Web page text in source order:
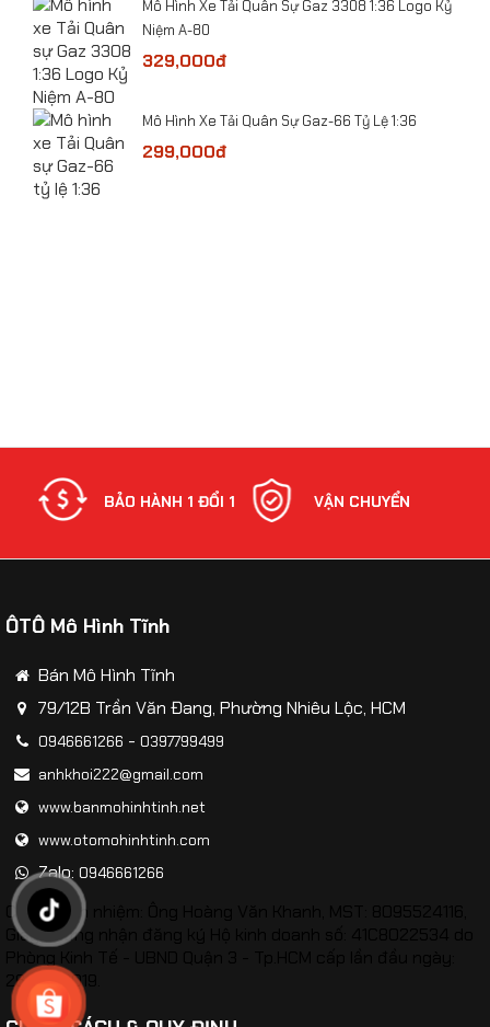
Mô hình xe Cảnh sát CSCĐ VN tỷ lệ 1:24
Mô hình xe Cảnh sát CSCĐ VN tỷ lệ 1:24
Mô hình xe Cảnh sát CSCĐ VN tỷ lệ 1:24
​Mô Hình Xe Tải Quân Sự Gaz 3308 1:36 Logo Kỷ
Niệm A-80
329,000đ
​Mô Hình Xe Tải Quân Sự Gaz-66 Tỷ Lệ 1:36
299,000đ
BẢO HÀNH 1 ĐỔI 1 VẬN CHUYỂN
ÔTÔ Mô Hình Tĩnh
Bán Mô Hình Tĩnh
79/12B Trần Văn Đang, Phường Nhiêu Lộc, HCM
0946661266 - 0397799499
anhkhoi222@gmail.com
www.banmohinhtinh.net
www.otomohinhtinh.com
Zalo: 0946661266
Chịu trách nhiệm: Ông Hoàng Văn Khanh, MST: 8095524116,
Giấy chứng nhận đăng ký Hộ kinh doanh số: 41C8022534 do
26/02/2019.